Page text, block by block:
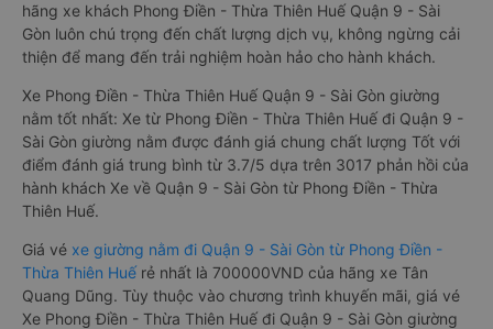
hãng xe khách Phong Điền - Thừa Thiên Huế Quận 9 - Sài
Gòn luôn chú trọng đến chất lượng dịch vụ, không ngừng cải
thiện để mang đến trải nghiệm hoàn hảo cho hành khách.
Xe Phong Điền - Thừa Thiên Huế Quận 9 - Sài Gòn giường
nằm tốt nhất: Xe từ Phong Điền - Thừa Thiên Huế đi Quận 9 -
Sài Gòn giường nằm được đánh giá chung chất lượng Tốt với
điểm đánh giá trung bình từ 3.7/5 dựa trên 3017 phản hồi của
hành khách Xe về Quận 9 - Sài Gòn từ Phong Điền - Thừa
Thiên Huế.
Giá vé xe giường nằm đi Quận 9 - Sài Gòn từ Phong Điền -
Thừa Thiên Huế rẻ nhất là 700000VND của hãng xe Tân
Quang Dũng. Tùy thuộc vào chương trình khuyến mãi, giá vé
Xe Phong Điền - Thừa Thiên Huế đi Quận 9 - Sài Gòn giường